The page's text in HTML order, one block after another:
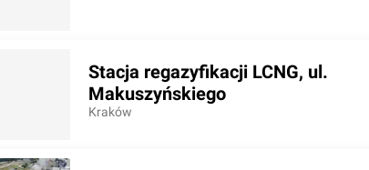
Stacja regazyfikacji LCNG, ul.
Makuszyńskiego
Kraków